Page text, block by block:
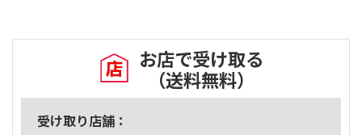
お店で受け取る
（送料無料）
受け取り店舗：